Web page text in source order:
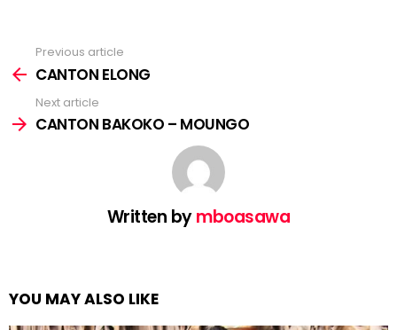
more
Previous article
CANTON ELONG
Next article
CANTON BAKOKO – MOUNGO
Written bymboasawa
YOU MAY ALSO LIKE